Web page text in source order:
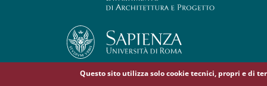
Questo sito utilizza solo cookie tecnici, propri e di